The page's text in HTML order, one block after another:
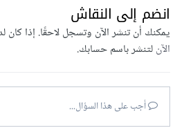
انضم إلى النقاش
يمكنك أن تنشر الآن وتسجل لاحقًا. إذا
الآنلتنشر باسم حسابك.
أجب على هذا السؤال...